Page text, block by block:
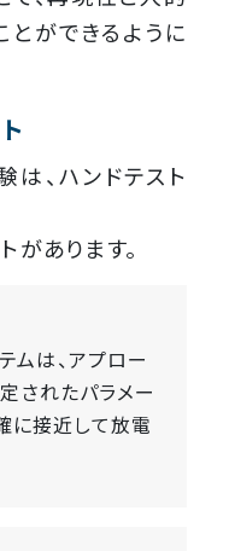
ができるように
、ハンドテスト
があります。
ムは、アプロー
されたパラメー
に接近して放電